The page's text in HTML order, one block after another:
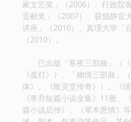
家文艺奖」（2006）、行政院
贡献奖」（2007）、获颁静宜
讲座」（2010）、真理大学「
（2010）。
已出版「寒夜三部曲」（《
《孤灯》）、「幽情三部曲」
体》、《散灵堂传奇》）、《
《李乔短篇小说全集》11册、
篇小说后传》、《草木恩情》